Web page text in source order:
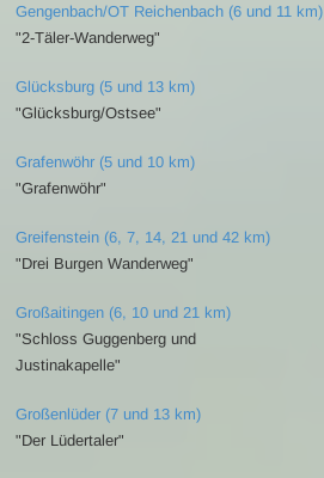
Gengenbach/OT Reichenbach (6 und 11 km)
"2-Täler-Wanderweg"
Glücksburg (5 und 13 km)
"Glücksburg/Ostsee"
Grafenwöhr (5 und 10 km)
"Grafenwöhr"
Greifenstein (6, 7, 14, 21 und 42 km)
"Drei Burgen Wanderweg"
Großaitingen (6, 10 und 21 km)
"Schloss Guggenberg und
Justinakapelle"
Großenlüder (7 und 13 km)
"Der Lüdertaler"